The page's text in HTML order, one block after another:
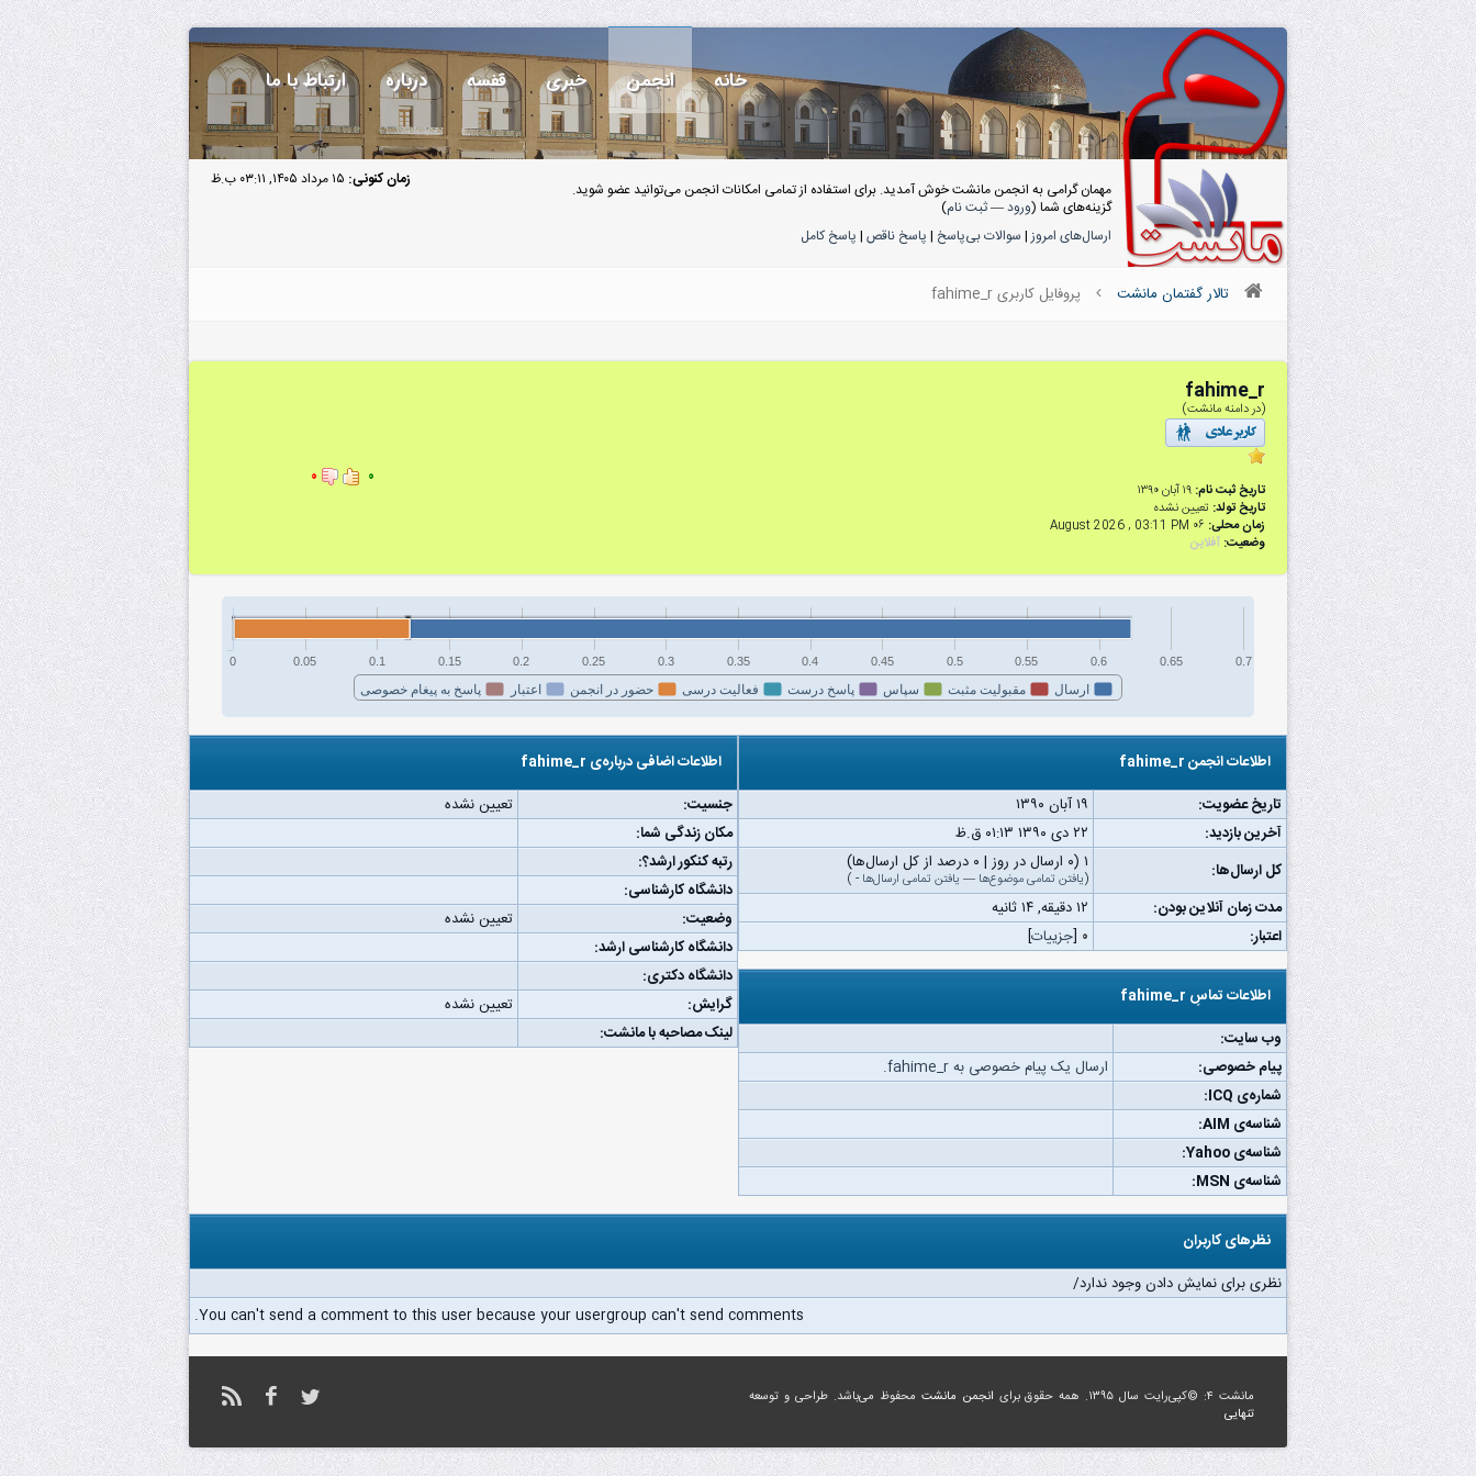
خانه انجمن خبری قفسه درباره ارتباط با ما
زمان کنونی: ۱۵ مرداد ۱۴۰۵, ۰۳:۱۱ ب.ظ
مهمان گرامی به انجمن مانشت خوش آمدید. برای استفاده از تمامی امکانات انجمن می‌توانید عضو شوید.
گزینه‌های شما (ورود—ثبت نام)
ارسال‌های امروز| سوالات بی‌پاسخ | پاسخ ناقص | پاسخ کامل
تالار گفتمان مانشت پروفایل کاربری fahime_r
fahime_r
(در دامنه مانشت)
تاریخ ثبت نام: ۱۹ آبان ۱۳۹۰
تاریخ تولد: تعیین نشده
زمان محلی: ۰۶ August 2026 , 03:11 PM
وضعیت: آفلاین
۰ ۰
ارسال مقبولیت مثبت سپاس پاسخ درست فعالیت درسی حضور در انجمن اعتبار پاسخ به پیغام خصوصی
0 0.05 0.1 0.15 0.2 0.25 0.3 0.35 0.4 0.45 0.5 0.55 0.6 0.65 0.7
اطلاعات انجمن fahime_r
تاریخ عضویت:
۱۹ آبان ۱۳۹۰
آخرین بازدید:
۲۲ دى ۱۳۹۰ ۰۱:۱۳ ق.ظ
کل ارسال‌ها:
۱ (۰ ارسال در روز | ۰ درصد از کل ارسال‌ها)
(یافتن تمامی موضوع‌ها — یافتن تمامی ارسال‌ها -
)
مدت زمان آنلاین بودن:
۱۲ دقیقه, ۱۴ ثانیه
اعتبار:
۰ [جزییات]
اطلاعات تماسِ fahime_r
وب‌ سایت:
پیام خصوصی:
ارسال یک پیام خصوصی به fahime_r.
شماره‌ی ICQ:
شناسه‌ی AIM:
شناسه‌ی Yahoo:
شناسه‌ی MSN:
اطلاعات اضافی درباره‌ی fahime_r
جنسیت:
تعیین نشده
مکان زندگی شما:
رتبه کنکور ارشد؟:
دانشگاه کارشناسی:
وضعیت:
تعیین نشده
دانشگاه کارشناسی ارشد:
دانشگاه دکتری:
گرایش:
تعیین نشده
لینک مصاحبه با مانشت:
نظرهای کاربران
نظری برای نمایش دادن وجود ندارد/
You can't send a comment to this user because your usergroup can't send comments.
مانشت ۴: ©کپی‌رایت سال ۱۳۹۵. همه حقوق برای انجمن مانشت محفوظ می‌باشد. طراحی و توسعه
تنهایی